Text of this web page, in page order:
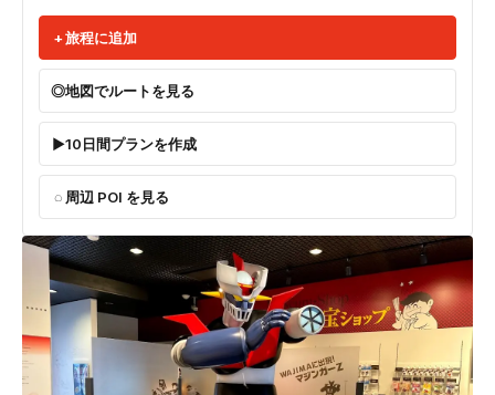
旅程に追加
地図でルートを見る
10日間プランを作成
周辺 POI を見る